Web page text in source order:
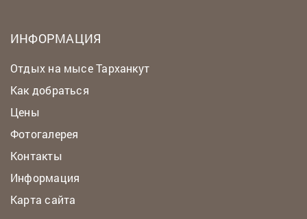
ИНФОРМАЦИЯ
Отдых на мысе Тарханкут
Как добраться
Цены
Фотогалерея
Контакты
Информация
Карта сайта